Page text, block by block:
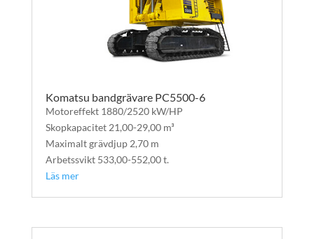
Komatsu bandgrävare PC5500-6
Motoreffekt 1880/2520 kW/HP
Skopkapacitet 21,00-29,00 m³
Maximalt grävdjup 2,70 m
Arbetssvikt 533,00-552,00 t.
Läs mer